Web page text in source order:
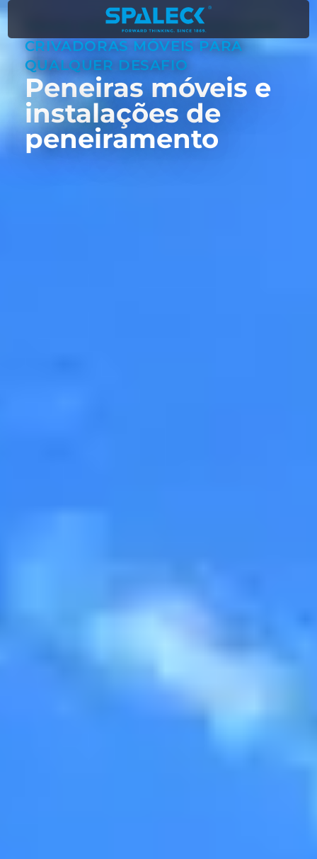
TAXAS MÁXIMAS DE PRODUÇÃO:
CRIVADORAS MÓVEIS PARA
QUALQUER DESAFIO
Peneiras móveis e
instalações de
peneiramento